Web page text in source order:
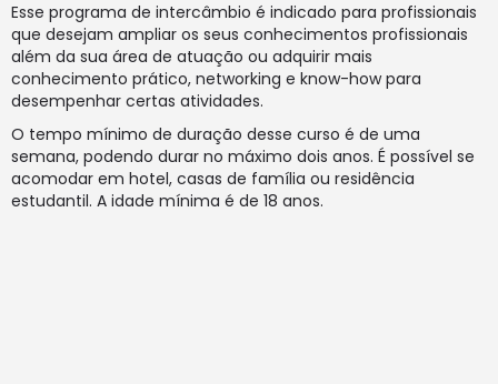
Esse programa de intercâmbio é indicado para profissionais
que desejam ampliar os seus conhecimentos profissionais
além da sua área de atuação ou adquirir mais
conhecimento prático, networking e know-how para
desempenhar certas atividades.
O tempo mínimo de duração desse curso é de uma
semana, podendo durar no máximo dois anos. É possível se
acomodar em hotel, casas de família ou residência
estudantil. A idade mínima é de 18 anos.